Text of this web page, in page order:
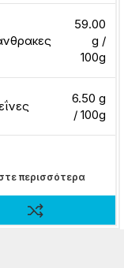
59.00
g /
100g
6.50 g
/ 100g
περισσότερα